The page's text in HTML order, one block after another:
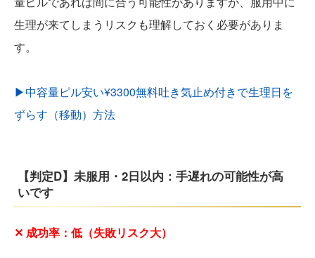
生理が来てしまうリスクも理解しておく必要がありま
す。
▶︎中容量ピル安い¥3300無料吐き気止め付きで生理日を
ずらす（移動）方法
【判定D】未服用・2日以内：手遅れの可能性が高
いです
✕ 成功率：低（失敗リスク大）